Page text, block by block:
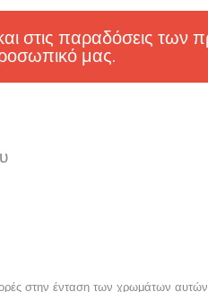
στις παραδόσεις των
μας.
στην ένταση των χρωμάτων